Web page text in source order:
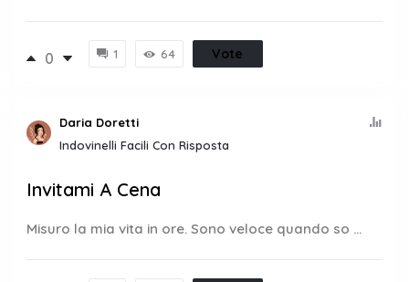
0 1 64 Vote
Daria Doretti
Indovinelli Facili Con Risposta
Invitami A Cena
Misuro la mia vita in ore. Sono veloce quando so ...